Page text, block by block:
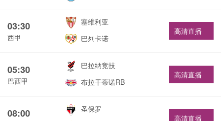
03:30
西甲
塞维利亚
巴列卡诺
高清直播
05:30
巴西甲
巴拉纳竞技
布拉干蒂诺RB
高清直播
08:00
圣保罗
高清直播